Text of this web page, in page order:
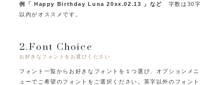
例「 Happy Birthday Luna 20xx.02.13 」など 字数は30字
以内がオススメです。
2.Font Choice
お好きなフォントをお選びください
フォント一覧からお好きなフォントを１つ選び、オプションメニ
ューでご希望のフォントをご選択ください。 英字以外のフォント